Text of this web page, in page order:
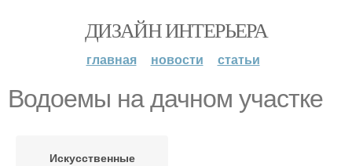
ДИЗАЙН ИНТЕРЬЕРА
главная новости статьи
Водоемы на дачном участке
Искусственные